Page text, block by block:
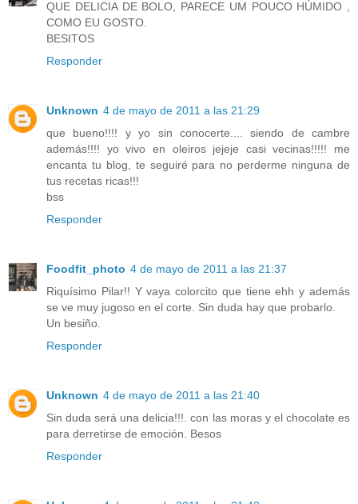
QUE DELICIA DE BOLO, PARECE UM POUCO HÚMIDO ,
COMO EU GOSTO.
BESITOS
Responder
Unknown 4 de mayo de 2011 a las 21:29
que bueno!!!! y yo sin conocerte.... siendo de cambre
además!!!! yo vivo en oleiros jejeje casi vecinas!!!!! me
encanta tu blog, te seguiré para no perderme ninguna de
tus recetas ricas!!!
bss
Responder
Foodfit_photo 4 de mayo de 2011 a las 21:37
Riquísimo Pilar!! Y vaya colorcito que tiene ehh y además
se ve muy jugoso en el corte. Sin duda hay que probarlo.
Un besiño.
Responder
Unknown 4 de mayo de 2011 a las 21:40
Sin duda será una delicia!!!. con las moras y el chocolate es
para derretirse de emoción. Besos
Responder